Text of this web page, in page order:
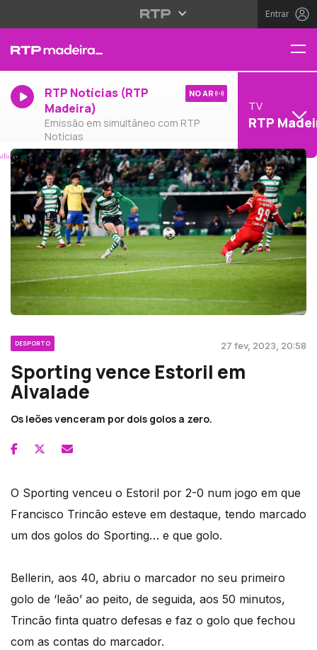
Entrar
RTP Notícias (RTP
Madeira)
Emissão em simultâneo com RTP
Notícias
NO AR
TV
RTP
DESPORTO 27 fev, 2023, 20:58
Sporting vence Estoril em
Alvalade
Os leões venceram por dois golos a zero.
O Sporting venceu o Estoril por 2-0 num jogo em que
Francisco Trincão esteve em destaque, tendo marcado
um dos golos do Sporting… e que golo.
Bellerin, aos 40, abriu o marcador no seu primeiro
golo de ‘leão’ ao peito, de seguida, aos 50 minutos,
Trincão finta quatro defesas e faz o golo que fechou
com as contas do marcador.